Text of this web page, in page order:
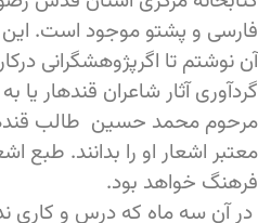
فارسی و پشتو موجود است. این
آن نوشتم تا اگرپژوهشگرانی
گردآوری آثار شاعران قندهار
مرحوم محمد حسین طالب
معتبر اشعار او را بدانند. طبع
فرهنگ خواهد بود.
در آن سه ماه که درس و کاری